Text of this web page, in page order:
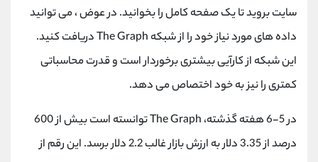
سایت بروید تا یک صفحه کامل را بخوانید. در عوض ، می توانید
داده های مورد نیاز خود را از شبکه The Graph دریافت کنید.
این شبکه از کارآیی بیشتری برخوردار است و قدرت محاسباتی
کمتری را نیز به خود اختصاص می دهد.
در 5-6 هفته گذشته، The Graph توانسته است بیش از 600
درصد از 3.35 دلار به ارزش بازار غالب 2.2 دلار برسد. این رقم از